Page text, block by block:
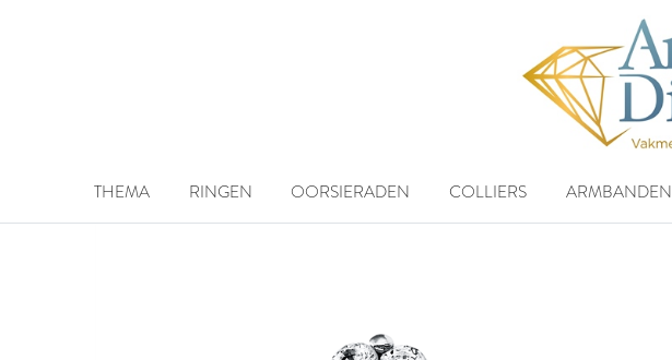
THEMA RINGEN OORSIERADEN COLLIERS ARMBANDEN